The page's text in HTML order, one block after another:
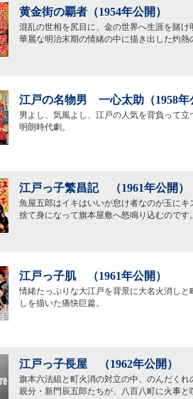
黄金街の覇者（1954年公開）
混乱の世相を尻目に、金の世界へ生涯を賭
華麗な明治末期の情緒の中に描き出した灼熱
江戸の名物男 一心太助（1958年
男よし、気風よし、江戸の人気を背負って
明朗時代劇。
江戸っ子繁昌記 （1961年公開）
魚屋五郎はイキはいいが怠け者なのが玉に
捨て身になって旗本屋敷へ怒鳴り込むのです
江戸っ子肌 （1961年公開）
情緒たっぷりな大江戸を背景に大名火消し
しを描いた痛快巨篇。
江戸っ子長屋 （1962年公開）
旗本六法組と町火消の対立の中、のんだく
親分・新門辰五郎たちが、八百八町に火事